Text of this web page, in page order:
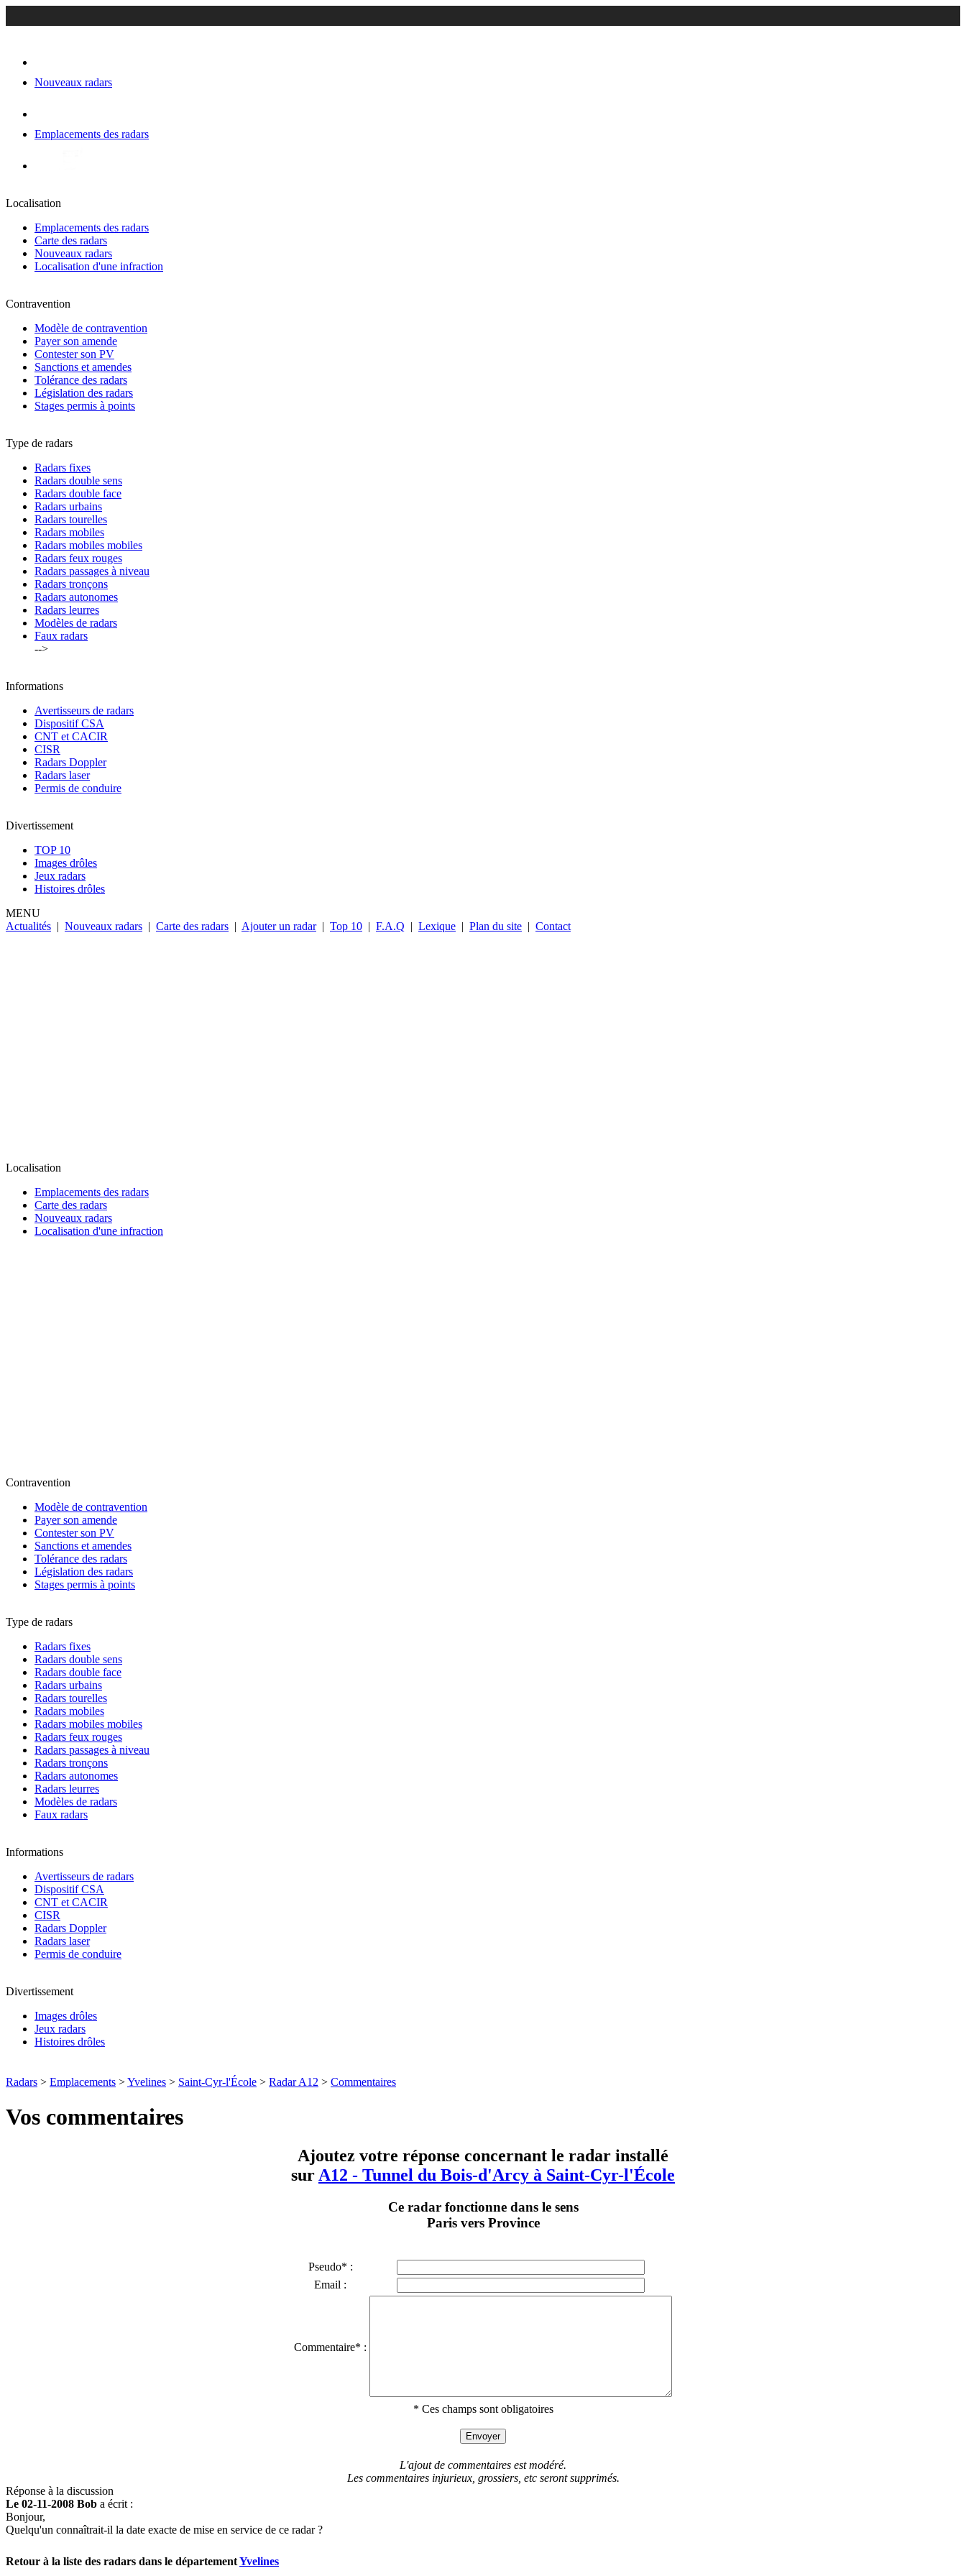
Nouveaux radars
Emplacements des radars
Localisation
Emplacements des radars
Carte des radars
Nouveaux radars
Localisation d'une infraction
Contravention
Modèle de contravention
Payer son amende
Contester son PV
Sanctions et amendes
Tolérance des radars
Législation des radars
Stages permis à points
Type de radars
Radars fixes
Radars double sens
Radars double face
Radars urbains
Radars tourelles
Radars mobiles
Radars mobiles mobiles
Radars feux rouges
Radars passages à niveau
Radars tronçons
Radars autonomes
Radars leurres
Modèles de radars
Faux radars
-->
Informations
Avertisseurs de radars
Dispositif CSA
CNT et CACIR
CISR
Radars Doppler
Radars laser
Permis de conduire
Divertissement
TOP 10
Images drôles
Jeux radars
Histoires drôles
MENU
Actualités | Nouveaux radars | Carte des radars | Ajouter un radar | Top 10 | F.A.Q | Lexique | Plan du site | Contact
Localisation
Emplacements des radars
Carte des radars
Nouveaux radars
Localisation d'une infraction
Contravention
Modèle de contravention
Payer son amende
Contester son PV
Sanctions et amendes
Tolérance des radars
Législation des radars
Stages permis à points
Type de radars
Radars fixes
Radars double sens
Radars double face
Radars urbains
Radars tourelles
Radars mobiles
Radars mobiles mobiles
Radars feux rouges
Radars passages à niveau
Radars tronçons
Radars autonomes
Radars leurres
Modèles de radars
Faux radars
Informations
Avertisseurs de radars
Dispositif CSA
CNT et CACIR
CISR
Radars Doppler
Radars laser
Permis de conduire
Divertissement
Images drôles
Jeux radars
Histoires drôles
Radars > Emplacements >Yvelines > Saint-Cyr-l'École > Radar A12 > Commentaires
Vos commentaires
Ajoutez votre réponse concernant le radar installé
sur A12 - Tunnel du Bois-d'Arcy à Saint-Cyr-l'École
Ce radar fonctionne dans le sens
Paris vers Province
Pseudo* :
Email :
Commentaire* :
* Ces champs sont obligatoires
L'ajout de commentaires est modéré.
Les commentaires injurieux, grossiers, etc seront supprimés.
Réponse à la discussion
Le 02-11-2008 Bob a écrit :
Bonjour,
Quelqu'un connaîtrait-il la date exacte de mise en service de ce radar ?
Retour à la liste des radars dans le départementYvelines